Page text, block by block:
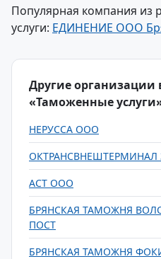
Популярная компания из
услуги: ЕДИНЕНИЕ ООО
Другие организации
«Таможенные
НЕРУССА ООО
АСТ ООО
БРЯНСКАЯ ТАМОЖНЯ
ПОСТ
БРЯНСКАЯ ТАМОЖНЯ